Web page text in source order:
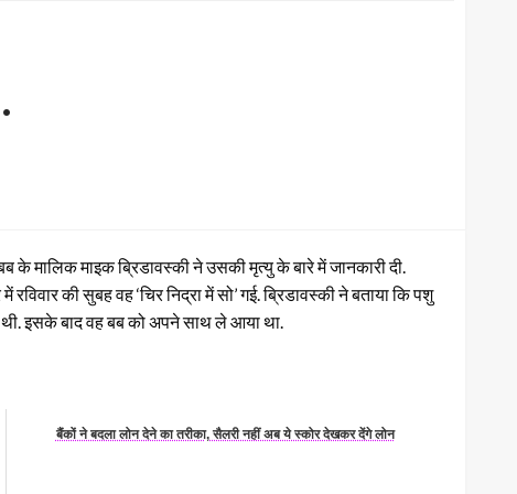
मालिक माइक ब्रिडावस्की ने उसकी मृत्यु के बारे में जानकारी दी.
की सुबह वह ‘चिर निद्रा में सो’ गई. ब्रिडावस्की ने बताया कि पशु
इसके बाद वह बब को अपने साथ ले आया था.
बैंकों ने बदला लोन देने का तरीका, सैलरी नहीं अब ये स्कोर देखकर देंगे लोन